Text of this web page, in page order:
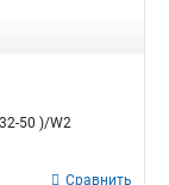
50 )/W2
Сравнить